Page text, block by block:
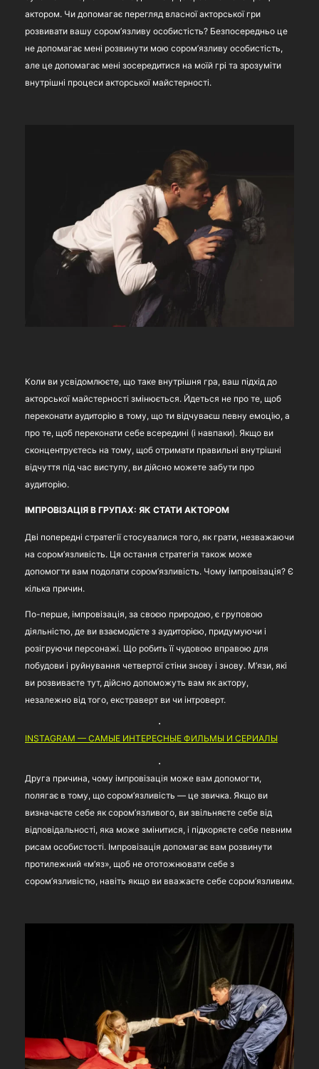
актором. Чи допомагає перегляд власної акторської гри
розвивати вашу сором’язливу особистість? Безпосередньо це
не допомагає мені розвинути мою сором’язливу особистість,
але це допомагає мені зосередитися на моїй грі та зрозуміти
внутрішні процеси акторської майстерності.
Коли ви усвідомлюєте, що таке внутрішня гра, ваш підхід до
акторської майстерності змінюється. Йдеться не про те, щоб
переконати аудиторію в тому, що ти відчуваєш певну емоцію, а
про те, щоб переконати себе всередині (і навпаки). Якщо ви
сконцентруєтесь на тому, щоб отримати правильні внутрішні
відчуття під час виступу, ви дійсно можете забути про
аудиторію.
ІМПРОВІЗАЦІЯ В ГРУПАХ: ЯК СТАТИ АКТОРОМ
Дві попередні стратегії стосувалися того, як грати, незважаючи
на сором’язливість. Ця остання стратегія також може
допомогти вам подолати сором’язливість. Чому імпровізація? Є
кілька причин.
По-перше, імпровізація, за своєю природою, є груповою
діяльністю, де ви взаємодієте з аудиторією, придумуючи і
розігруючи персонажі. Що робить її чудовою вправою для
побудови і руйнування четвертої стіни знову і знову. М’язи, які
ви розвиваєте тут, дійсно допоможуть вам як актору,
незалежно від того, екстраверт ви чи інтроверт.
INSTAGRAM — САМЫЕ ИНТЕРЕСНЫЕ ФИЛЬМЫ И СЕРИАЛЫ
Друга причина, чому імпровізація може вам допомогти,
полягає в тому, що сором’язливість — це звичка. Якщо ви
визначаєте себе як сором’язливого, ви звільняєте себе від
відповідальності, яка може змінитися, і підкоряєте себе певним
рисам особистості. Імпровізація допомагає вам розвинути
протилежний «м’яз», щоб не ототожнювати себе з
сором’язливістю, навіть якщо ви вважаєте себе сором’язливим.